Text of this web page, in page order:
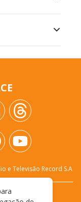
e Televisão Record S.A